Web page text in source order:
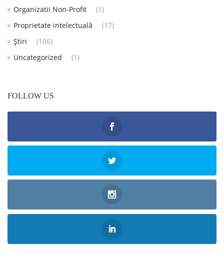
Organizatii Non-Profit
(1)
Proprietate intelectuală
(17)
Știri
(106)
Uncategorized
(1)
FOLLOW US